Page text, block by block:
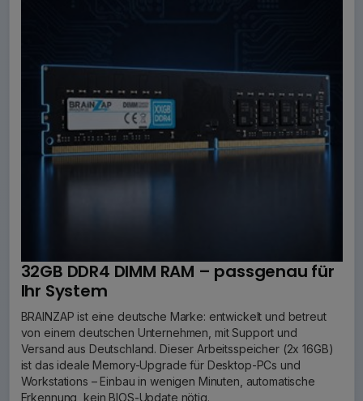
32GB DDR4 DIMM RAM – passgenau für
Ihr System
BRAINZAP ist eine deutsche Marke: entwickelt und betreut
von einem deutschen Unternehmen, mit Support und
Versand aus Deutschland. Dieser Arbeitsspeicher (2x 16GB)
ist das ideale Memory-Upgrade für Desktop-PCs und
Workstations – Einbau in wenigen Minuten, automatische
Erkennung, kein BIOS-Update nötig.